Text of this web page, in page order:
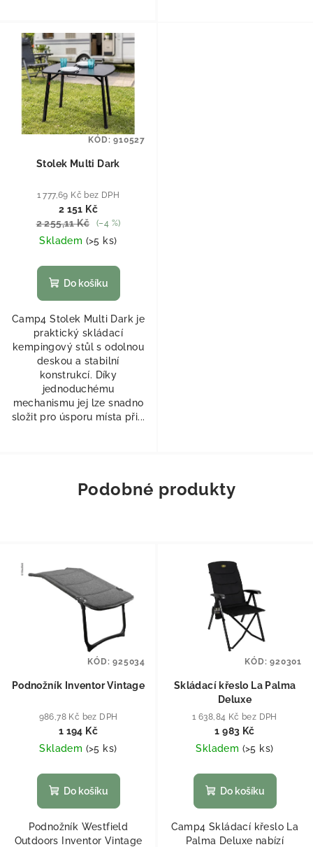
Stolek Multi Dark
1 777,69 Kč bez DPH
2 151 Kč
2 255,11 Kč
(–4 %)
Skladem (>5 ks)
Do košíku
Camp4 Stolek Multi Dark je
praktický skládací
kempingový stůl s odolnou
deskou a stabilní
konstrukcí. Díky
jednoduchému
mechanismu jej lze snadno
složit pro úsporu místa při...
KÓD:910527
Podobné produkty
Podnožník Inventor Vintage
986,78 Kč bez DPH
1 194 Kč
Skladem (>5 ks)
Do košíku
Podnožník Westfield
Outdoors Inventor Vintage
KÓD:925034
Skládací křeslo La Palma
Deluxe
1 638,84 Kč bez DPH
1 983 Kč
Skladem (>5 ks)
Do košíku
Camp4 Skládací křeslo La
Palma Deluxe nabízí
KÓD:920301